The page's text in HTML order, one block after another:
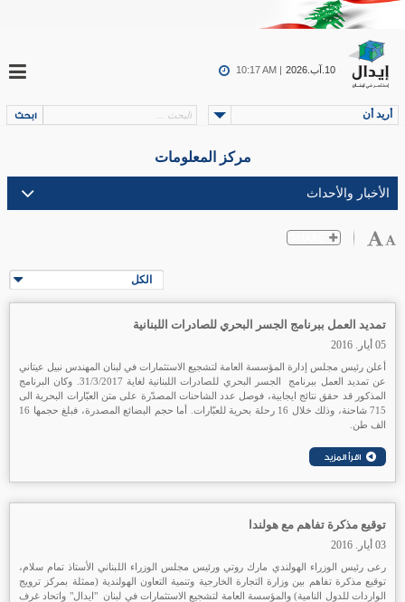
10.آب.2026 10:17 AM |
أريد أن
مركز المعلومات
الكل
تمديد العمل ببرنامج الجسر البحري للصادرات اللبنانية
05 أيار. 2016
أعلن رئيس مجلس إدارة المؤسسة العامة لتشجيع الاستثمارات في لبنان المهندس نبيل عيتاني
عن تمديد العمل ببرنامج الجسر البحري للصادرات اللبنانية لغاية 31/3/2017. وكان البرنامج
المذكور قد حقق نتائج ايجابية، فوصل عدد الشاحنات المصدّرة على متن العبّارات البحرية الى
715 شاحنة، وذلك خلال 16 رحلة بحرية للعبّارات. أما حجم البضائع المصدرة، فبلغ حجمها 16
الف طن.
توقيع مذكرة تفاهم مع هولندا
03 أيار. 2016
رعى رئيس الوزراء الهولندي مارك روتي ورئيس مجلس الوزراء اللبناني الأستاذ تمام سلام،
توقيع مذكرة تفاهم بين وزارة التجارة الخارجية وتنمية التعاون الهولندية (ممثلة بمركز ترويج
الواردات للدول النامية) والمؤسسة العامة لتشجيع الاستثمارات في لبنان "ايدال" واتحاد غرف